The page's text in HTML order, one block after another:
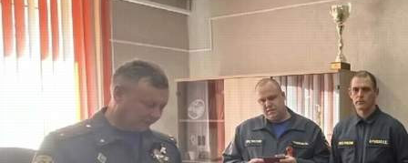
Общество
11.05.2026 12:55 442